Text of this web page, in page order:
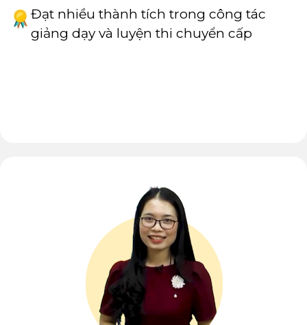
Đạt nhiều thành tích trong công tác
giảng dạy và luyện thi chuyển cấp